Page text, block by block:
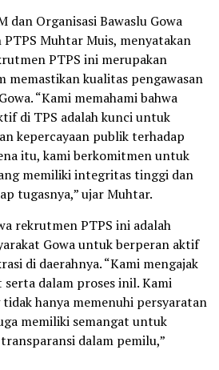
dan Organisasi Bawaslu Gowa
Muhtar Muis, menyatakan
PTPS ini merupakan
memastikan kualitas pengawasan
“Kami memahami bahwa
di TPS adalah kunci untuk
kepercayaan publik terhadap
itu, kami berkomitmen untuk
memiliki integritas tinggi dan
tugasnya,” ujar Muhtar.
rekrutmen PTPS ini adalah
Gowa untuk berperan aktif
di daerahnya. “Kami mengajak
dalam proses inil. Kami
hanya memenuhi persyaratan
memiliki semangat untuk
dalam pemilu,”